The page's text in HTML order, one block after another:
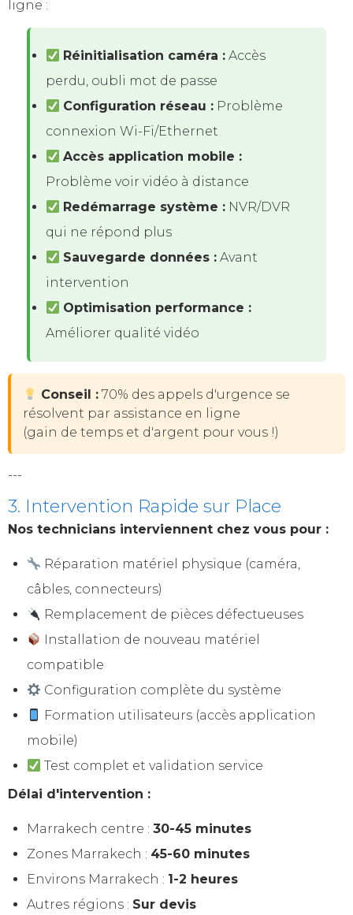
ligne :
Réinitialisation caméra : Accès
perdu, oubli mot de passe
Configuration réseau : Problème
connexion Wi-Fi/Ethernet
Accès application mobile :
Problème voir vidéo à distance
Redémarrage système : NVR/DVR
qui ne répond plus
Sauvegarde données : Avant
intervention
Optimisation performance :
Améliorer qualité vidéo
Conseil : 70% des appels d'urgence se
résolvent par assistance en ligne
(gain de temps et d'argent pour vous !)
---
3. Intervention Rapide sur Place
Nos technicians interviennent chez vous pour :
Réparation matériel physique (caméra,
câbles, connecteurs)
Remplacement de pièces défectueuses
Installation de nouveau matériel
compatible
Configuration complète du système
Formation utilisateurs (accès application
mobile)
Test complet et validation service
Délai d'intervention :
Marrakech centre : 30-45 minutes
Zones Marrakech : 45-60 minutes
Environs Marrakech : 1-2 heures
Autres régions : Sur devis